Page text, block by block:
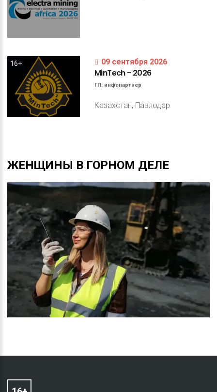
16+ 09 сентября 2026
MinTech- 2026
ГП: инфопартнер
Казахстан, Павлодар
ЖЕНЩИНЫ В ГОРНОМ ДЕЛЕ